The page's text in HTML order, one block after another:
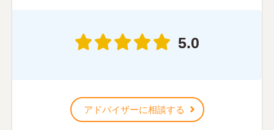
5.0
アドバイザーに相談する